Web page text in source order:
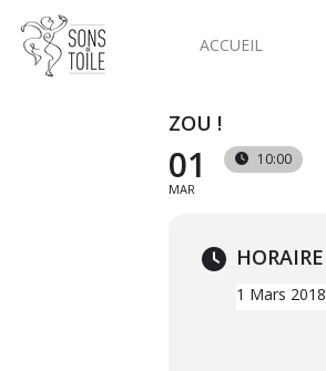
ACCUEIL
ZOU !
01
MAR
10:00
HORAIRE
1 Mars 2018